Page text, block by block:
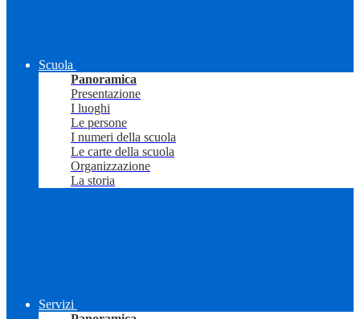
Scuola
Panoramica
Presentazione
I luoghi
Le persone
I numeri della scuola
Le carte della scuola
Organizzazione
La storia
Servizi